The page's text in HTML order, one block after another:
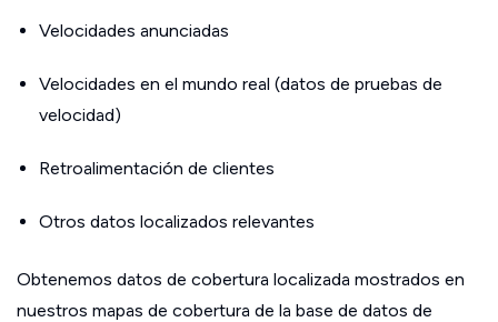
Velocidades anunciadas
Velocidades en el mundo real (datos de pruebas de
velocidad)
Retroalimentación de clientes
Otros datos localizados relevantes
Obtenemos datos de cobertura localizada mostrados en
nuestros mapas de cobertura de la base de datos de